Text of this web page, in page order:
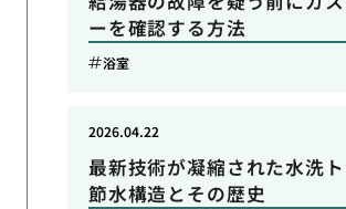
ーを確認する方法
浴室
最新技術が凝縮された水洗
節水構造とその歴史
2026.04.22